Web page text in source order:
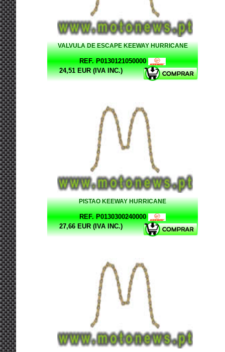
VALVULA DE ESCAPE KEEWAY HURRICANE
REF. P0130121050000
24,51 EUR (IVA INC.)
PISTAO KEEWAY HURRICANE
REF. P0130300240000
27,66 EUR (IVA INC.)